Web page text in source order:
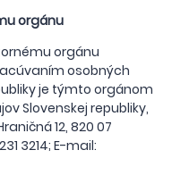
orgánu
orgánu
osobných
je týmto orgánom
Slovenskej republiky,
12, 820 07
3214; E-mail: